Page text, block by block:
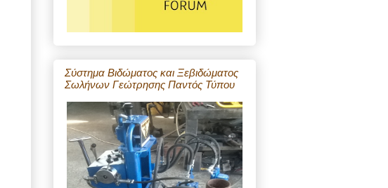
Σύστημα Βιδώματος και Ξεβιδώματος
Σωλήνων Γεώτρησης Παντός Τύπου